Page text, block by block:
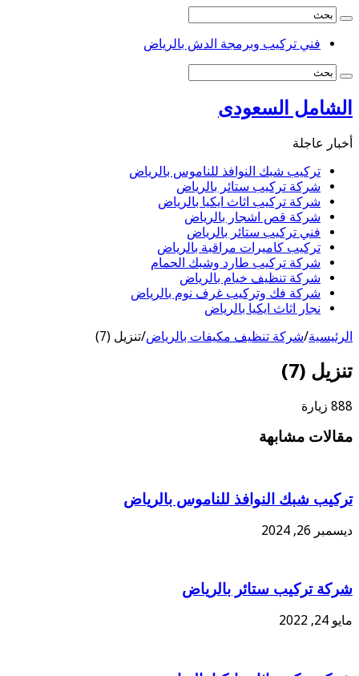
فني تركيب وبرمجة الدش بالرياض
الشامل السعودى
أخبار عاجلة
تركيب شبك النوافذ للناموس بالرياض
شركة تركيب ستائر بالرياض
شركة تركيب اثاث ايكيا بالرياض
شركة قص اشجار بالرياض
فني تركيب ستائر بالرياض
تركيب كاميرات مراقبة بالرياض
شركة تركيب طارد وشبك الحمام
شركة تنظيف خيام بالرياض
شركة فك وتركيب غرف نوم بالرياض
نجار اثاث ايكيا بالرياض
الرئيسية/شركة تنظيف مكيفات بالرياض/تنزيل (7)
تنزيل (7)
888 زيارة
مقالات مشابهة
تركيب شبك النوافذ للناموس بالرياض
ديسمبر 26, 2024
شركة تركيب ستائر بالرياض
مايو 24, 2022